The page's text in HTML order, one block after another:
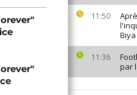
11:50
Biya
11:36
par